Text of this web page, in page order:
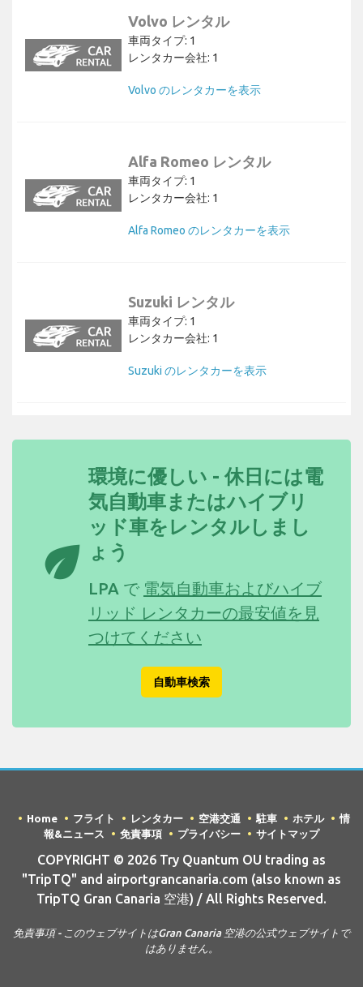
Volvo レンタル
車両タイプ: 1
レンタカー会社: 1
Volvo のレンタカーを表示
Alfa Romeo レンタル
車両タイプ: 1
レンタカー会社: 1
Alfa Romeo のレンタカーを表示
Suzuki レンタル
車両タイプ: 1
レンタカー会社: 1
Suzuki のレンタカーを表示
eco
環境に優しい - 休日には電
気自動車またはハイブリ
ッド車をレンタルしまし
ょう
LPA で 電気自動車およびハイブ
リッド レンタカーの最安値を見
つけてください
自動車検索
Home フライト レンタカー 空港交通 駐車 ホテル
情
報&ニュース
免責事項 プライバシー サイトマップ
COPYRIGHT © 2026 Try Quantum OU trading as
"TripTQ" and airportgrancanaria.com (also known as
TripTQ Gran Canaria 空港) / All Rights Reserved.
免責事項 - このウェブサイトはGran Canaria 空港の公式ウェブサイトで
はありません。